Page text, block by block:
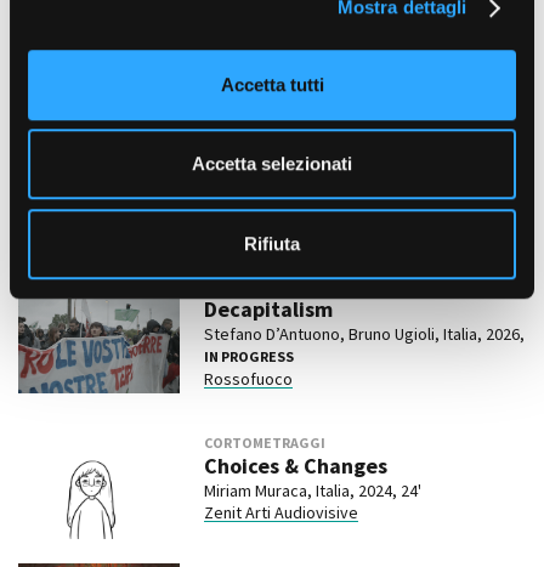
Mostra dettagli
Accetta tutti
Accetta selezionati
Rifiuta
Film correlati presenti nel
La riparazione
Andrea Parena, Italia, 2026,IN PROGRESS
DOCUMENTARI
Decapitalism
Stefano D’Antuono, Bruno Ugioli, Italia, 2026,
IN PROGRESS
Rossofuoco
CORTOMETRAGGI
Choices & Changes
Miriam Muraca, Italia, 2024, 24'
Zenit Arti Audiovisive